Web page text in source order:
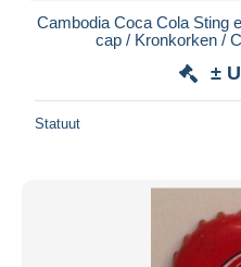
Cambodia Coca Cola Sting
cap / Kronkorken /
±
Statuut